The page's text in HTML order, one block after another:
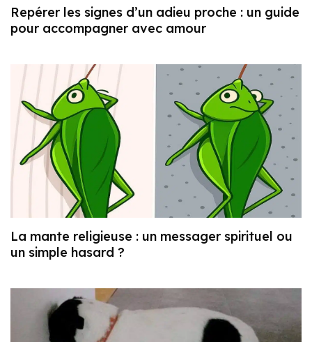
Repérer les signes d’un adieu proche : un guide
pour accompagner avec amour
La mante religieuse : un messager spirituel ou
un simple hasard ?